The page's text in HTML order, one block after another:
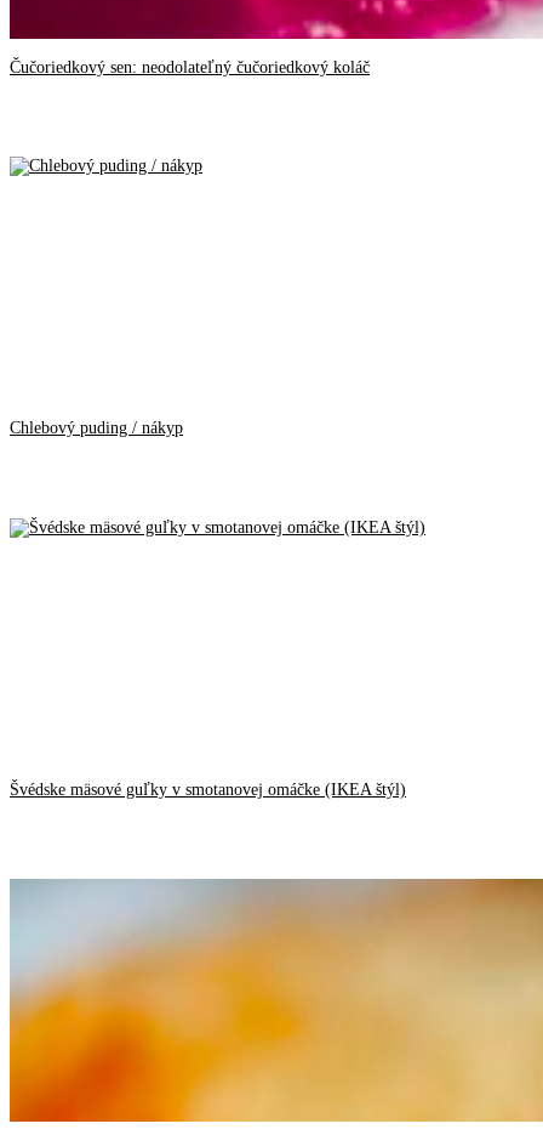
Čučoriedkový sen: neodolateľný čučoriedkový koláč
Chlebový puding / nákyp
Švédske mäsové guľky v smotanovej omáčke (IKEA štýl)